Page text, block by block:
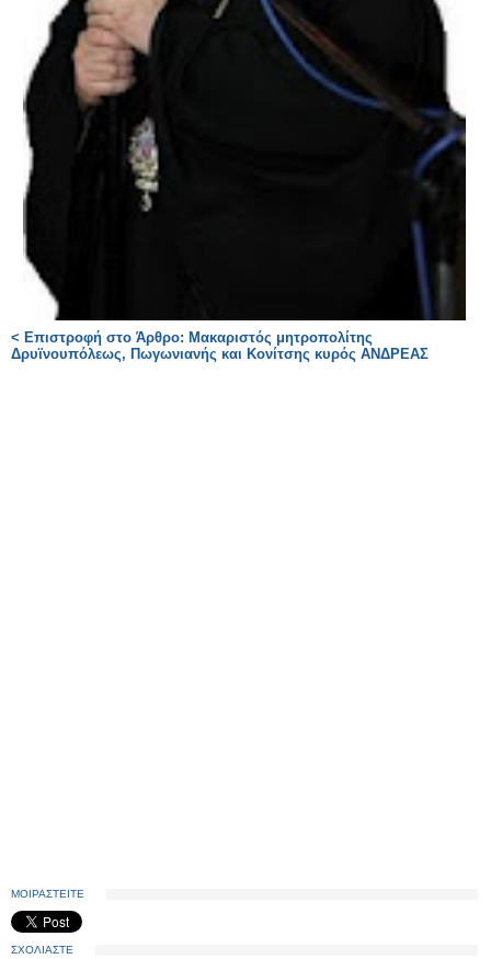
< Επιστροφή στο Άρθρο: Μακαριστός μητροπολίτης
Δρυϊνουπόλεως, Πωγωνιανής και Κονίτσης κυρός ΑΝΔΡΕΑΣ
ΜΟΙΡΑΣΤΕΙΤΕ
ΣΧΟΛΙΑΣΤΕ